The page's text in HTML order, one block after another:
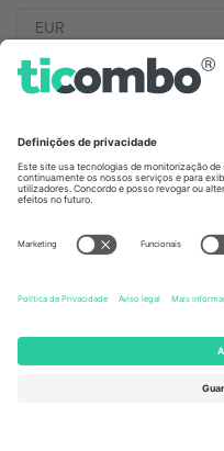
Germany
Unter den Linden 24, 10117
Berlin, Germany
131 Continental Dr, Suite 305,